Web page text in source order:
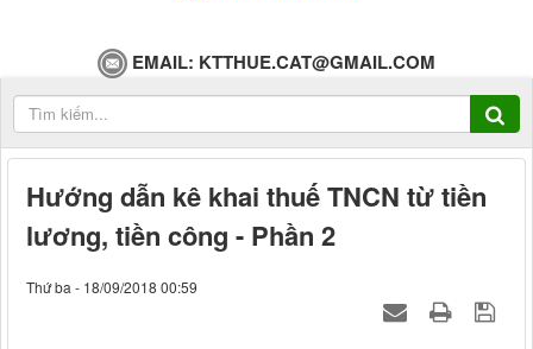
EMAIL: KTTHUE.CAT@GMAIL.COM
Hướng dẫn kê khai thuế TNCN từ tiền
lương, tiền công - Phần 2
Thứ ba - 18/09/2018 00:59